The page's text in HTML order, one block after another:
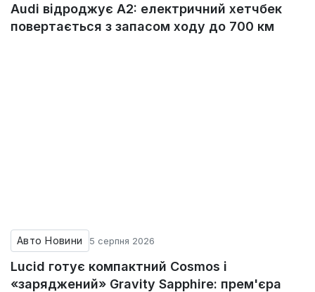
Audi відроджує A2: електричний хетчбек
повертається з запасом ходу до 700 км
Авто Новини 5 серпня 2026
Lucid готує компактний Cosmos і
«заряджений» Gravity Sapphire: прем'єра